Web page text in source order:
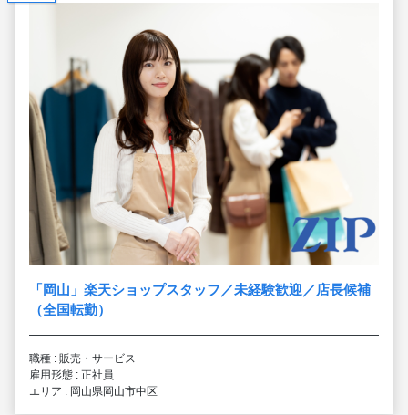
「岡山」楽天ショップスタッフ／未経験歓迎／店長候補
（全国転勤）
職種 : 販売・サービス
雇用形態 : 正社員
エリア : 岡山県岡山市中区